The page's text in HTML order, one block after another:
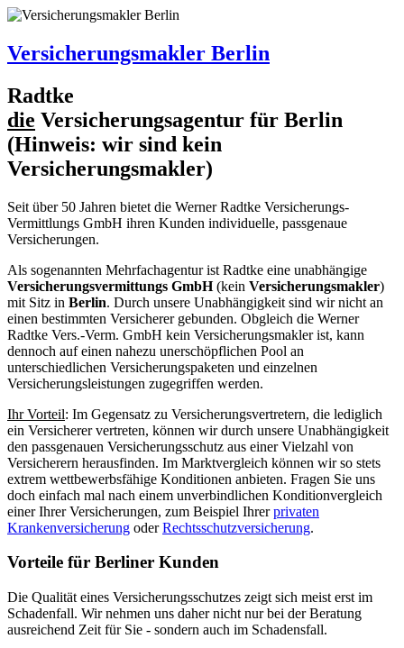
Versicherungsmakler Berlin
Radtke
die Versicherungsagentur für Berlin
(Hinweis: wir sind kein
Versicherungsmakler)
Seit über 50 Jahren bietet die Werner Radtke Versicherungs-
Vermittlungs GmbH ihren Kunden individuelle, passgenaue
Versicherungen.
Als sogenannten Mehrfachagentur ist Radtke eine unabhängige
Versicherungsvermittungs GmbH (kein Versicherungsmakler)
mit Sitz in Berlin. Durch unsere Unabhängigkeit sind wir nicht an
einen bestimmten Versicherer gebunden. Obgleich die Werner
Radtke Vers.-Verm. GmbH kein Versicherungsmakler ist, kann
dennoch auf einen nahezu unerschöpflichen Pool an
unterschiedlichen Versicherungspaketen und einzelnen
Versicherungsleistungen zugegriffen werden.
Ihr Vorteil: Im Gegensatz zu Versicherungsvertretern, die lediglich
ein Versicherer vertreten, können wir durch unsere Unabhängigkeit
den passgenauen Versicherungsschutz aus einer Vielzahl von
Versicherern herausfinden. Im Marktvergleich können wir so stets
extrem wettbewerbsfähige Konditionen anbieten. Fragen Sie uns
doch einfach mal nach einem unverbindlichen Konditionvergleich
einer Ihrer Versicherungen, zum Beispiel Ihrerprivaten
Krankenversicherung oderRechtsschutzversicherung.
Vorteile für Berliner Kunden
Die Qualität eines Versicherungsschutzes zeigt sich meist erst im
Schadenfall. Wir nehmen uns daher nicht nur bei der Beratung
ausreichend Zeit für Sie - sondern auch im Schadensfall.